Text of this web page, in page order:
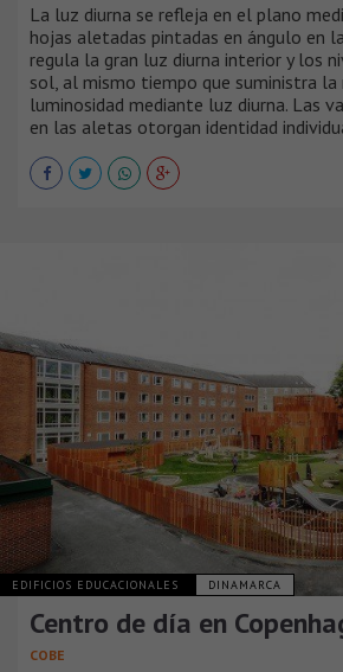
La luz diurna se refleja en el plano
hojas aletadas pintadas en ángulo en
regula la gran luz diurna interior y los
sol, al mismo tiempo que suministra la
luminosidad mediante luz diurna. Las
en las aletas otorgan identidad
EDIFICIOS EDUCACIONALES DINAMARCA
Centro de día en
COBE